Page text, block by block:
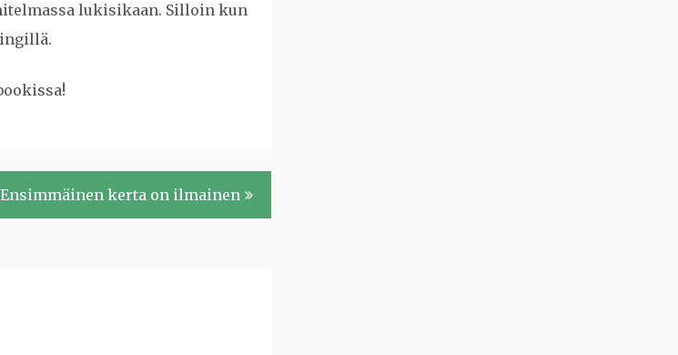
lukisikaan. Silloin kun
Ensimmäinen kerta on ilmainen